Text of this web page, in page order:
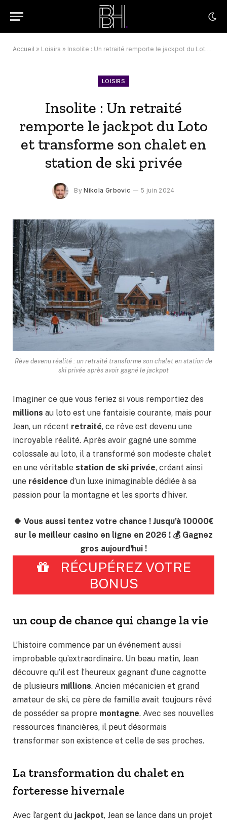
Accueil » Loisirs » Insolite : Un retraité remporte le jackpot du Loto et transforme son chalet en station de ski privée
LOISIRS
Insolite : Un retraité
remporte le jackpot du Loto
et transforme son chalet en
station de ski privée
By Nikola Grbovic 5 juin 2024
Rêve devenu réalité : un retraité transforme son chalet en station de
ski privée après avoir gagné le jackpot
Imaginer ce que vous feriez si vous remportiez des
millions au loto est une fantaisie courante, mais pour
Jean, un récent retraité, ce rêve est devenu une
incroyable réalité. Après avoir gagné une somme
colossale au loto, il a transformé son modeste chalet
en une véritable station de ski privée, créant ainsi
une résidence d’un luxe inimaginable dédiée à sa
passion pour la montagne et les sports d’hiver.
🍀 Vous aussi tentez votre chance ! Jusqu'à 10000€
sur le meilleur casino en ligne en 2026 ! 💰 Gagnez
gros aujourd'hui !
RÉCUPÉREZ VOTRE
BONUS
un coup de chance qui change la vie
L’histoire commence par un événement aussi
improbable qu’extraordinaire. Un beau matin, Jean
découvre qu’il est l’heureux gagnant d’une cagnotte
de plusieurs millions. Ancien mécanicien et grand
amateur de ski, ce père de famille avait toujours rêvé
de posséder sa propre montagne. Avec ses nouvelles
ressources financières, il peut désormais
transformer son existence et celle de ses proches.
La transformation du chalet en
forteresse hivernale
Avec l’argent du jackpot, Jean se lance dans un projet